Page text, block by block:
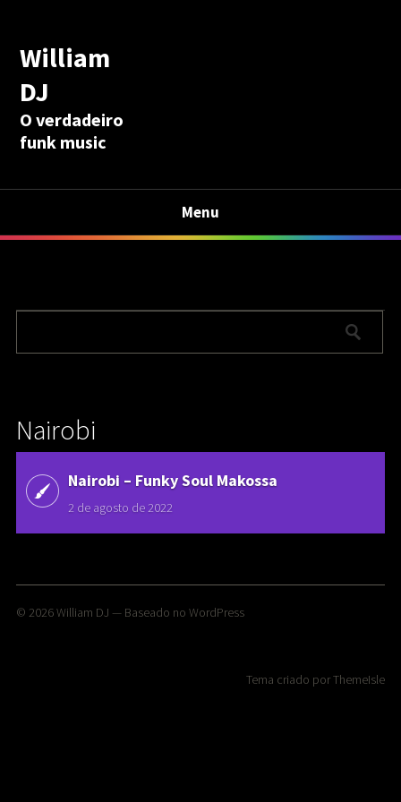
William
DJ
O verdadeiro
funk music
Menu
Nairobi
Nairobi ‎– Funky Soul Makossa
2 de agosto de 2022
© 2026William DJ — Baseado no WordPress
Tema criado porThemeIsle